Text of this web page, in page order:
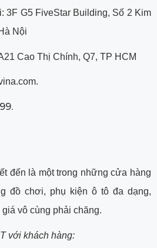
3F G5 FiveStar Building, Số 2 Kim
Nội
Cao Thị Chính, Q7, TP HCM
đến là một trong những cửa hàng
đồ chơi, phụ kiện ô tô đa dạng,
vô cùng phải chăng.
với khách hàng: